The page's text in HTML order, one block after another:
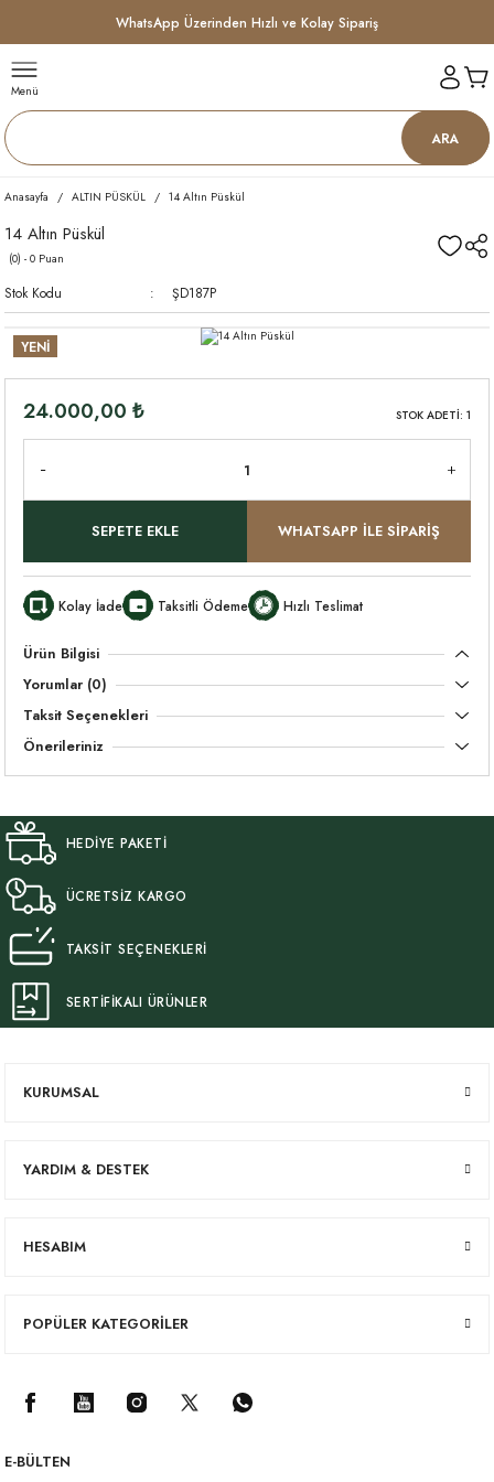
WhatsApp Üzerinden Hızlı ve Kolay Sipariş
Menü
ARA
Anasayfa ALTIN PÜSKÜL 14 Altın Püskül
14 Altın Püskül
(0) - 0 Puan
Stok Kodu ŞD187P
YENİ
24.000,00 ₺ STOK ADETİ: 1
SEPETE EKLE WHATSAPP İLE SİPARİŞ
Kolay İade Taksitli Ödeme Hızlı Teslimat
Ürün Bilgisi
Yorumlar (0)
Taksit Seçenekleri
Önerileriniz
HEDİYE PAKETİ
ÜCRETSİZ KARGO
TAKSİT SEÇENEKLERİ
SERTİFİKALI ÜRÜNLER
KURUMSAL
YARDIM & DESTEK
HESABIM
POPÜLER KATEGORİLER
E-BÜLTEN